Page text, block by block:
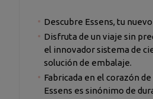
Descubre Essens, tu
Disfruta de un viaje sin preocupaciones gracias a su ligereza,
el innovador sistema de cierre de 3 puntos, y
solución de embalaje.
Fabricada en el corazón de Europa con materiales reciclados,